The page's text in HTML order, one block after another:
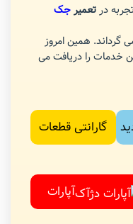
تعمیرجک
گرداند. همین امروز
خدمات را دریافت می
گارانتی قطعات
آپارات